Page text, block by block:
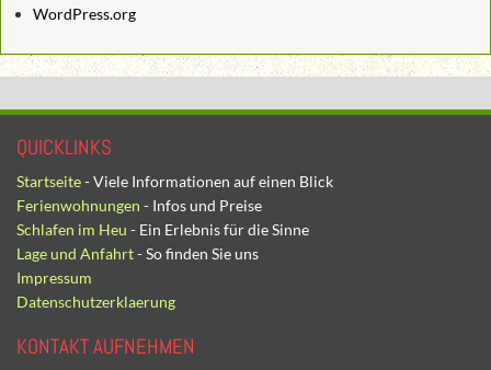
WordPress.org
QUICKLINKS
Startseite- Viele Informationen auf einen Blick
Ferienwohnungen - Infos und Preise
Schlafen im Heu - Ein Erlebnis für die Sinne
Lage und Anfahrt- So finden Sie uns
Impressum
Datenschutzerklaerung
KONTAKT AUFNEHMEN